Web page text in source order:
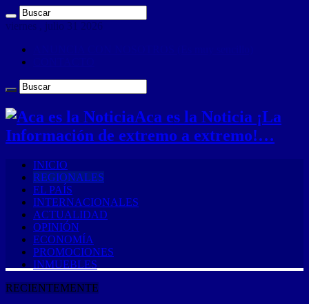
viernes , julio 31 2026
Aca es la Noticia ¡La
Información de extremo a extremo!…
INICIO
REGIONALES
EL PAÍS
INTERNACIONALES
ACTUALIDAD
OPINIÓN
ECONOMÍA
PROMOCIONES
INMUEBLES
RECIENTEMENTE